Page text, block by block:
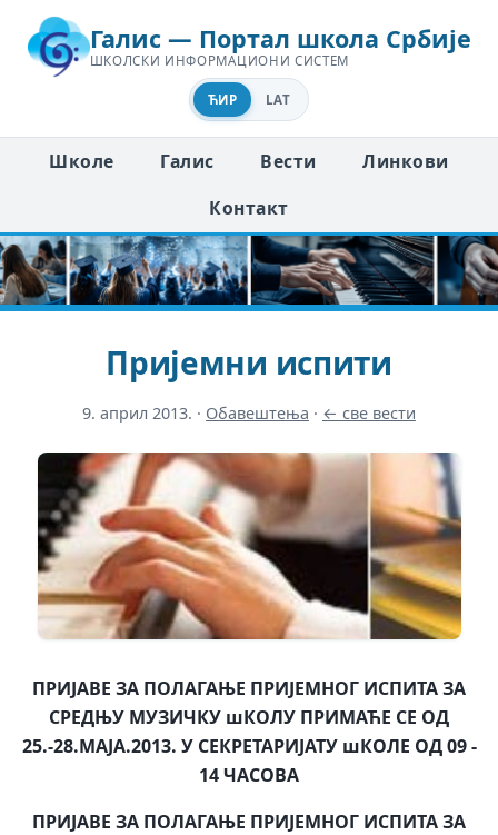
Галис — Портал школа Србије
ШКОЛСКИ ИНФОРМАЦИОНИ СИСТЕМ
ЋИР LAT
Школе Галис Вести
Линкови
Контакт
Пријемни испити
9. април 2013. · Обавештења · ← све вести
ПРИЈАВЕ ЗА ПОЛАГАЊЕ ПРИЈЕМНОГ ИСПИТА ЗА
СРЕДЊУ МУЗИЧКУ шКОЛУ ПРИМАЋЕ СЕ ОД
25.-28.МАЈА.2013. У СЕКРЕТАРИЈАТУ шКОЛЕ ОД 09 -
14 ЧАСОВА
ПРИЈАВЕ ЗА ПОЛАГАЊЕ ПРИЈЕМНОГ ИСПИТА ЗА